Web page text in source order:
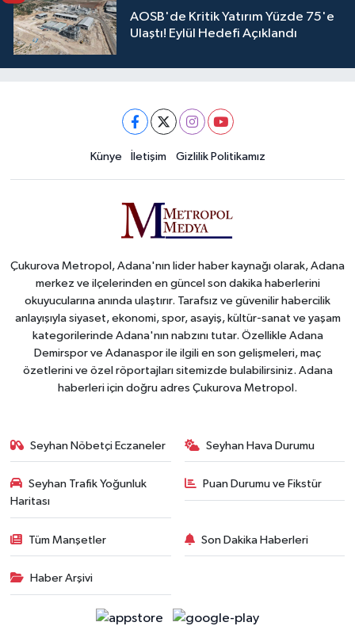
AOSB'de Kritik Yatırım Yüzde 75'e
Ulaştı! Eylül Hedefi Açıklandı
Künye İletişim Gizlilik Politikamız
Çukurova Metropol, Adana'nın lider haber kaynağı olarak, Adana
merkez ve ilçelerinden en güncel son dakika haberlerini
okuyucularına anında ulaştırır. Tarafsız ve güvenilir habercilik
anlayışıyla siyaset, ekonomi, spor, asayiş, kültür-sanat ve yaşam
kategorilerinde Adana'nın nabzını tutar. Özellikle Adana
Demirspor ve Adanaspor ile ilgili en son gelişmeleri, maç
özetlerini ve özel röportajları sitemizde bulabilirsiniz. Adana
haberleri için doğru adres Çukurova Metropol.
Seyhan Nöbetçi Eczaneler Seyhan Hava Durumu
Seyhan Trafik Yoğunluk
Haritası
Puan Durumu ve Fikstür
Tüm Manşetler Son Dakika Haberleri
Haber Arşivi